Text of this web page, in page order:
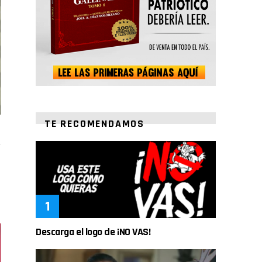
TE RECOMENDAMOS
Descarga el logo de ¡NO VAS!